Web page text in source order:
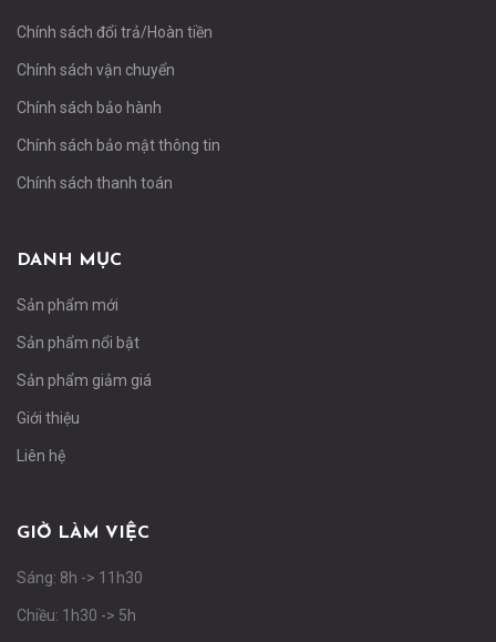
Chính sách đổi trả/Hoàn tiền
Chính sách vận chuyển
Chính sách bảo hành
Chính sách bảo mật thông tin
Chính sách thanh toán
DANH MỤC
Sản phẩm mới
Sản phẩm nổi bật
Sản phẩm giảm giá
Giới thiệu
Liên hệ
GIỜ LÀM VIỆC
Sáng: 8h -> 11h30
Chiều: 1h30 -> 5h